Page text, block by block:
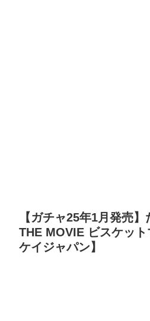
【ガチャ25年1月発売
THE MOVIE ビスケッ
ケイジャパン】